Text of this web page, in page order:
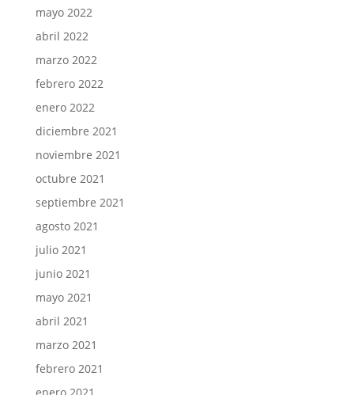
mayo 2022
abril 2022
marzo 2022
febrero 2022
enero 2022
diciembre 2021
noviembre 2021
octubre 2021
septiembre 2021
agosto 2021
julio 2021
junio 2021
mayo 2021
abril 2021
marzo 2021
febrero 2021